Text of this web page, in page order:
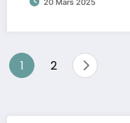
20 Mars 2025
Pagination
1 2